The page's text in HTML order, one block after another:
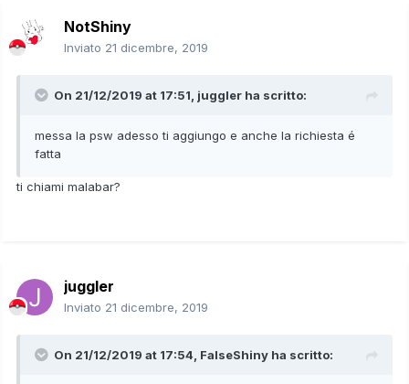
NotShiny
Inviato 21 dicembre, 2019
On 21/12/2019 at 17:51, juggler ha scritto:
messa la psw adesso ti aggiungo e anche la richiesta é
fatta
ti chiami malabar?
juggler
Inviato 21 dicembre, 2019
On 21/12/2019 at 17:54, FalseShiny ha scritto: